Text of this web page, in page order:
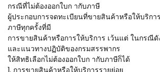
กรณีที่ไม่ต้องออกใบก ากับภาษี
ผู้ประกอบการจดทะเบียนที่ขายสินค้าหรือให้บริกา
ภาษีทุกครั้งที่มี
การขายสินค้าหรือการให้บริการ เว้นแต่ ในกรณี
และแนวทางปฏิบัติของกรมสรรพากร
ให้สิทธิเลือกไม่ต้องออกใบก ากับภาษีก็ได้
1. การขายสินค้าหรือให้บริการรายย่อย